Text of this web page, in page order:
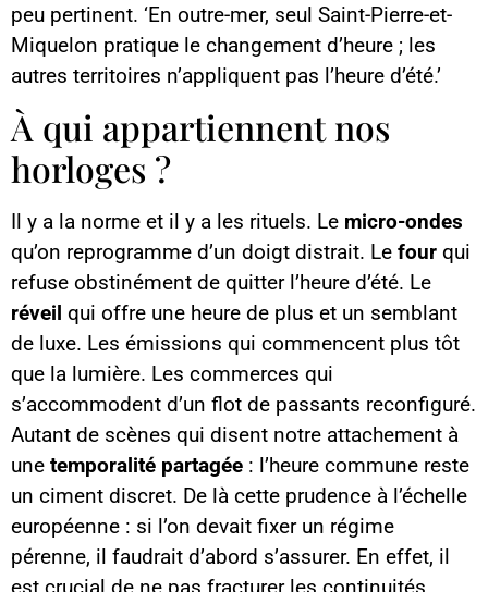
peu pertinent. ‘En outre-mer, seul Saint-Pierre-et-
Miquelon pratique le changement d’heure ; les
autres territoires n’appliquent pas l’heure d’été.’
À qui appartiennent nos
horloges ?
Il y a la norme et il y a les rituels. Le micro-ondes
qu’on reprogramme d’un doigt distrait. Le four qui
refuse obstinément de quitter l’heure d’été. Le
réveil qui offre une heure de plus et un semblant
de luxe. Les émissions qui commencent plus tôt
que la lumière. Les commerces qui
s’accommodent d’un flot de passants reconfiguré.
Autant de scènes qui disent notre attachement à
une temporalité partagée : l’heure commune reste
un ciment discret. De là cette prudence à l’échelle
européenne : si l’on devait fixer un régime
pérenne, il faudrait d’abord s’assurer. En effet, il